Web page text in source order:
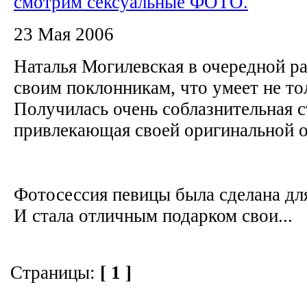
23 Мая 2006
Наталья Могилевская в очередной
своим поклонникам, что умеет не
Получилась очень соблазнительная
привлекающая своей оригинальной
Фотосессия певицы была сделана
И стала отличным подарком свои...
Страницы: [ 1 ]